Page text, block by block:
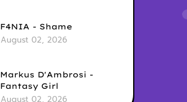
F4NIA - Shame
August 02, 2026
Markus D'Ambrosi -
Fantasy Girl
August 02, 2026